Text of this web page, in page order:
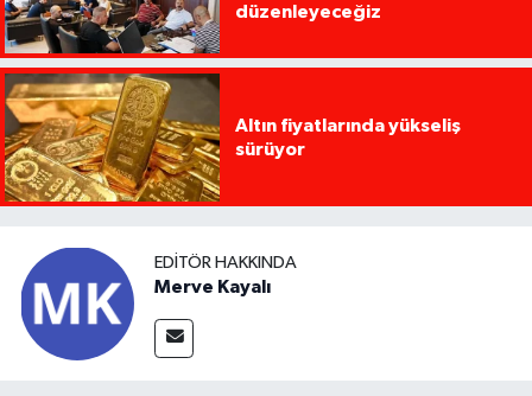
düzenleyeceğiz
Altın fiyatlarında yükseliş
sürüyor
EDITÖR HAKKINDA
Merve Kayalı